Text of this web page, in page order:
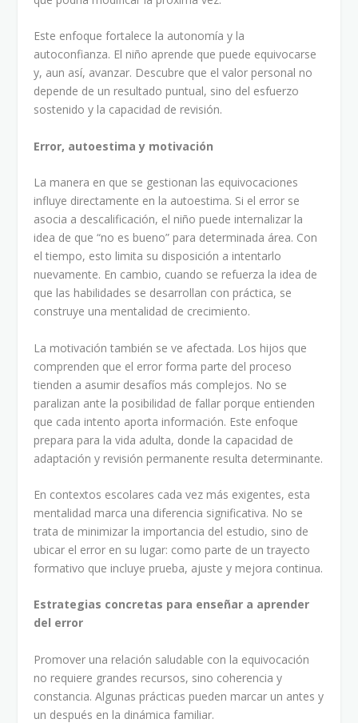
Este enfoque fortalece la autonomía y la
autoconfianza. El niño aprende que puede equivocarse
y, aun así, avanzar. Descubre que el valor personal no
depende de un resultado puntual, sino del esfuerzo
sostenido y la capacidad de revisión.
Error, autoestima y motivación
La manera en que se gestionan las equivocaciones
influye directamente en la autoestima. Si el error se
asocia a descalificación, el niño puede internalizar la
idea de que “no es bueno” para determinada área. Con
el tiempo, esto limita su disposición a intentarlo
nuevamente. En cambio, cuando se refuerza la idea de
que las habilidades se desarrollan con práctica, se
construye una mentalidad de crecimiento.
La motivación también se ve afectada. Los hijos que
comprenden que el error forma parte del proceso
tienden a asumir desafíos más complejos. No se
paralizan ante la posibilidad de fallar porque entienden
que cada intento aporta información. Este enfoque
prepara para la vida adulta, donde la capacidad de
adaptación y revisión permanente resulta determinante.
En contextos escolares cada vez más exigentes, esta
mentalidad marca una diferencia significativa. No se
trata de minimizar la importancia del estudio, sino de
ubicar el error en su lugar: como parte de un trayecto
formativo que incluye prueba, ajuste y mejora continua.
Estrategias concretas para enseñar a aprender
del error
Promover una relación saludable con la equivocación
no requiere grandes recursos, sino coherencia y
constancia. Algunas prácticas pueden marcar un antes y
un después en la dinámica familiar.